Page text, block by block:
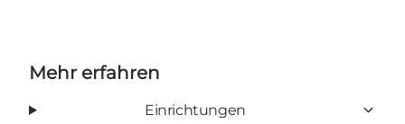
Mehr erfahren
Einrichtungen